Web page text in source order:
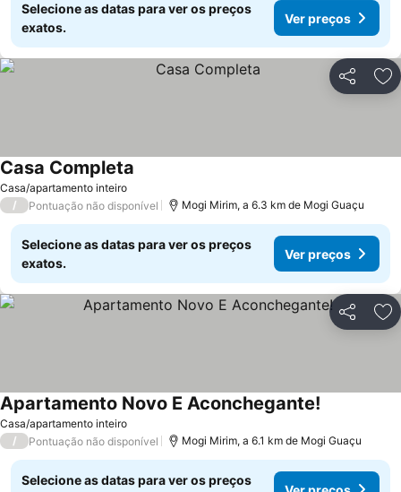
Selecione as datas para ver os preços
exatos.
Ver preços
Partilhar
Casa/apartamento inteiro
Casa Completa
/ Pontuação não disponível Mogi Mirim, a 6.3 km de Mogi Guaçu
Selecione as datas para ver os preços
exatos.
Ver preços
Partilhar
Casa/apartamento inteiro
Apartamento Novo E Aconchegante!
/ Pontuação não disponível Mogi Mirim, a 6.1 km de Mogi Guaçu
Selecione as datas para ver os preços